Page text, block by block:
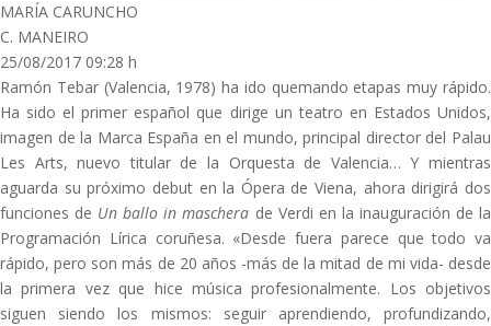
MARÍA CARUNCHO
C. MANEIRO
25/08/2017 09:28 h
Ramón Tebar (Valencia, 1978) ha ido quemando etapas muy rápido.
Ha sido el primer español que dirige un teatro en Estados Unidos,
imagen de la Marca España en el mundo, principal director del Palau
Les Arts, nuevo titular de la Orquesta de Valencia… Y mientras
aguarda su próximo debut en la Ópera de Viena, ahora dirigirá dos
funciones de Un ballo in maschera de Verdi en la inauguración de la
Programación Lírica coruñesa. «Desde fuera parece que todo va
rápido, pero son más de 20 años -más de la mitad de mi vida- desde
la primera vez que hice música profesionalmente. Los objetivos
siguen siendo los mismos: seguir aprendiendo, profundizando,